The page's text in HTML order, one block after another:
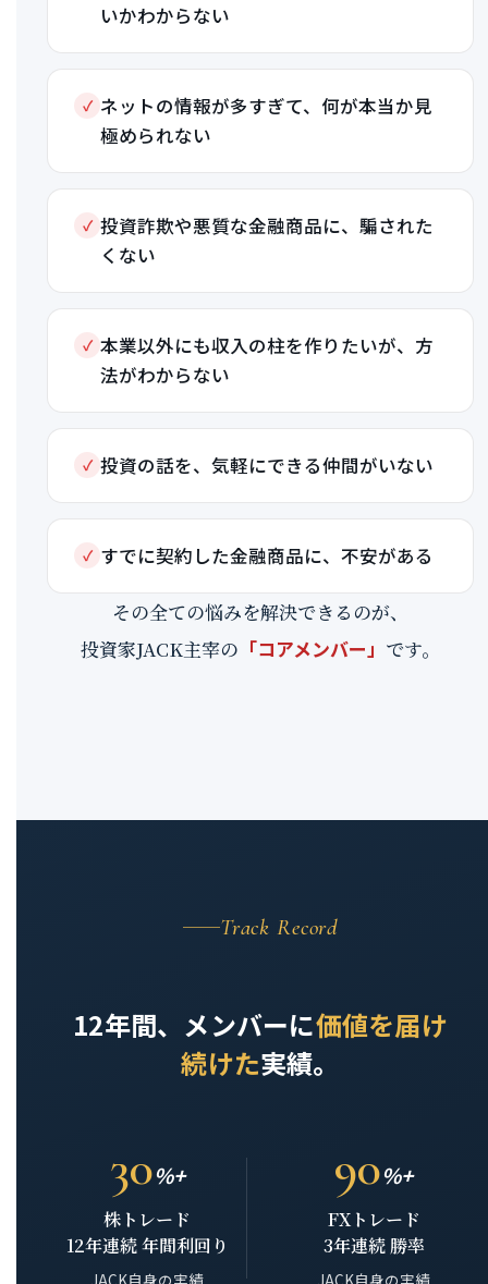
いかわからない
✓ ネットの情報が多すぎて、何が本当か見
極められない
✓ 投資詐欺や悪質な金融商品に、騙された
くない
✓ 本業以外にも収入の柱を作りたいが、方
法がわからない
✓ 投資の話を、気軽にできる仲間がいない
✓ すでに契約した金融商品に、不安がある
その全ての悩みを解決できるのが、
投資家JACK主宰の 「コアメンバー」 です。
Track Record
12年間、メンバーに価値を届け
続けた実績。
30%+
株トレード
12年連続 年間利回り
JACK自身の実績
90%+
FXトレード
3年連続 勝率
JACK自身の実績